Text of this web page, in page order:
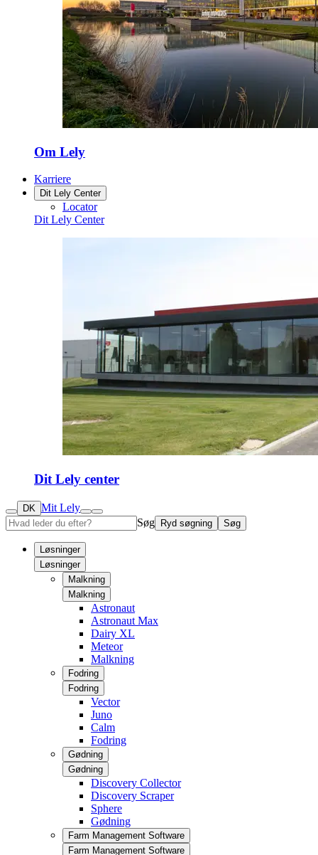
Om Lely
Karriere
Dit Lely Center
Locator
Dit Lely Center
Dit Lely center
DK Mit Lely
Søg
Ryd søgning Søg
Løsninger
Løsninger
Malkning
Malkning
Astronaut
Astronaut Max
Dairy XL
Meteor
Malkning
Fodring
Fodring
Vector
Juno
Calm
Fodring
Gødning
Gødning
Discovery Collector
Discovery Scraper
Sphere
Gødning
Farm Management Software
Farm Management Software